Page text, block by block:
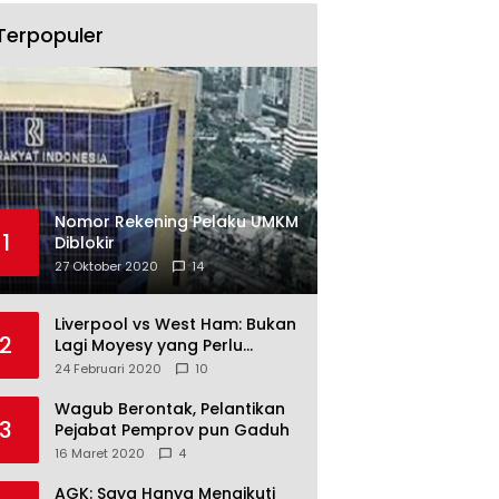
1
Nomor Rekening Pelaku UMKM
Diblokir
27 Oktober 2020 14
2
Liverpool vs West Ham: Bukan
Lagi Moyesy yang Perlu
Ditakuti
24 Februari 2020 10
3
Wagub Berontak, Pelantikan
Pejabat Pemprov pun Gaduh
16 Maret 2020 4
AGK: Saya Hanya Mengikuti